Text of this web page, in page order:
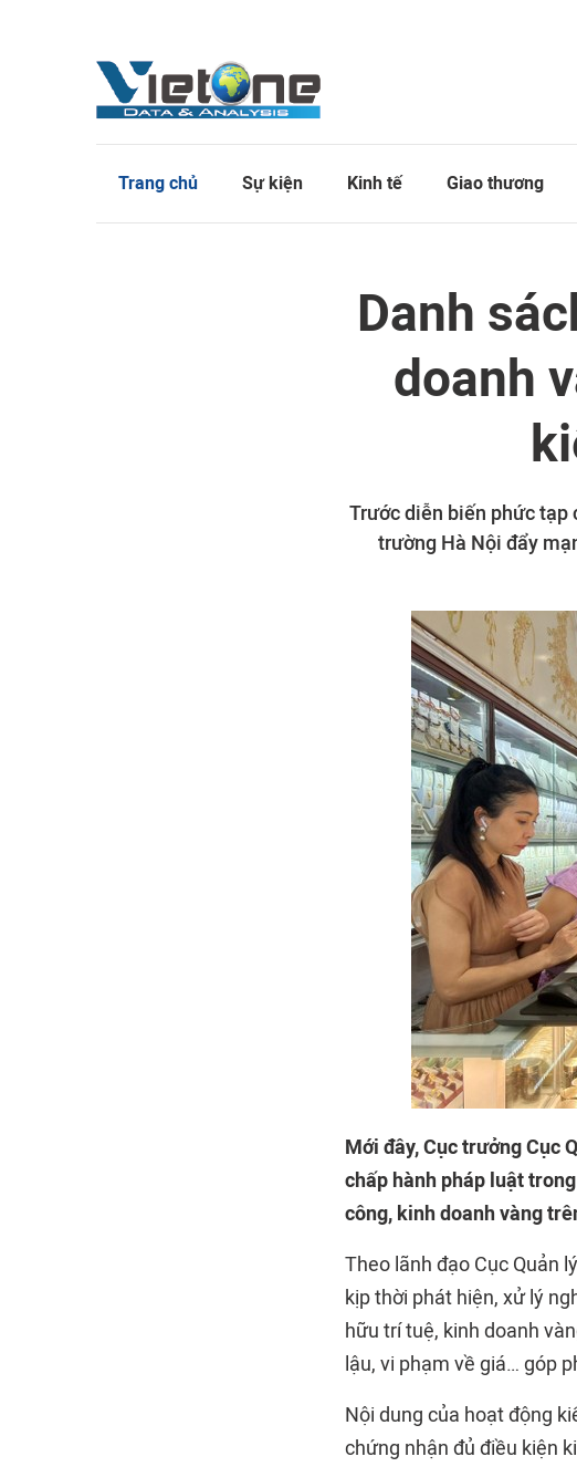
Trang chủ Sự kiện Kinh tế Giao thương
Danh
doanh
Trước diễn biến phức tạp
trường Hà Nội đẩy
Mới đây, Cục trưởng Cục
chấp hành pháp luật
công, kinh doanh vàng
Theo lãnh đạo Cục Quản
kịp thời phát hiện, xử lý
hữu trí tuệ, kinh doanh
lậu, vi phạm về giá… góp
Nội dung của hoạt động
chứng nhận đủ điều kiện